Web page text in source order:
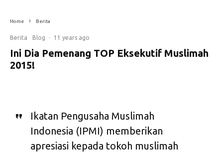
Home Berita
Berita Blog · 11 years ago
Ini Dia Pemenang TOP Eksekutif Muslimah
2015!
Ikatan Pengusaha Muslimah
Indonesia (IPMI) memberikan
apresiasi kepada tokoh muslimah